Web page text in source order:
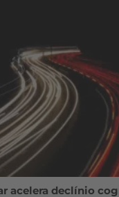
acelera declínio